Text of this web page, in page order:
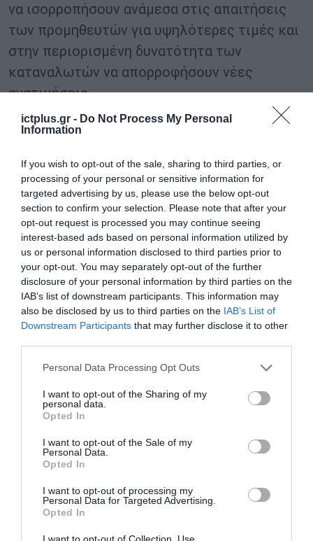
ictplus.gr - Do Not Process My Personal
Information
If you wish to opt-out of the sale, sharing to third parties, or
processing of your personal or sensitive information for
targeted advertising by us, please use the below opt-out
section to confirm your selection. Please note that after your
opt-out request is processed you may continue seeing
interest-based ads based on personal information utilized by
us or personal information disclosed to third parties prior to
your opt-out. You may separately opt-out of the further
disclosure of your personal information by third parties on the
IAB’s list of downstream participants. This information may
also be disclosed by us to third parties on the IAB’s List of
Downstream Participants that may further disclose it to other
Please note that this website/app uses one or more Google
not limited to your visit or usage behaviour. You may click to
grant or deny consent to Google and its third-party tags to
use your data for below specified purposes in below Google
consent section.
Personal Data Processing Opt Outs
I want to opt-out of the Sharing of my
personal data.
Opted In
I want to opt-out of the Sale of my
Personal Data.
Opted In
I want to opt-out of processing my
Personal Data for Targeted Advertising.
Opted In
I want to opt-out of Collection, Use,
να ισορροπήσουν ανάμεσα στις απαιτήσεις
των προμηθευτών για υψηλότερες τιμές και
στην περιορισμένη δυνατότητα των
καταναλωτών να απορροφήσουν νέες
ανατιμήσεις.
Ταυτόχρονα, η αβεβαιότητα για την εξέλιξη
προγραμματισμό αποθεμάτων και
επενδύσεων. Πολλές επιχειρήσεις
επιλέγουν να διατηρούν χαμηλότερα
αποθέματα, γεγονός που περιορίζει τις
ανάγκες κεφαλαίου κίνησης αλλά αυξάνει
την ευαισθησία τους σε διαταραχές της
εφοδιαστικής αλυσίδας.
Παράλληλα, η άνοδος των τιμών έχει
καταναλωτικής δαπάνης. Τα νοικοκυριά
κατευθύνουν μεγαλύτερο μέρος του
εισοδήματός τους σε ανελαστικές δαπάνες,
όπως τρόφιμα, ενέργεια και στέγαση,
μειώνοντας τις αγορές διαρκών
Ιδιαίτερη σημασία αποκτά πλέον ο
λεγόμενος «πληθωρισμός υπηρεσιών». Ενώ